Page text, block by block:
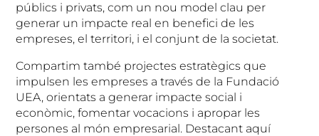
públics i privats, com un nou model clau per
generar un impacte real en benefici de les
empreses, el territori, i el conjunt de la societat.
Compartim també projectes estratègics que
impulsen les empreses a través de la Fundació
UEA, orientats a generar impacte social i
econòmic, fomentar vocacions i apropar les
persones al món empresarial. Destacant aquí